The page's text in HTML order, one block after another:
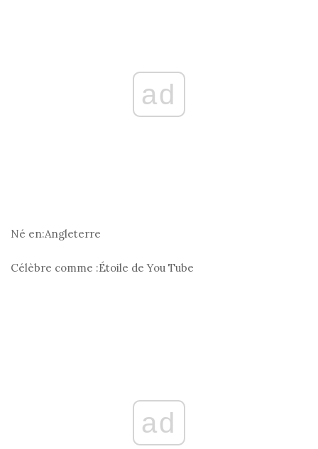
ad
Né en:Angleterre
Célèbre comme :Étoile de You Tube
ad